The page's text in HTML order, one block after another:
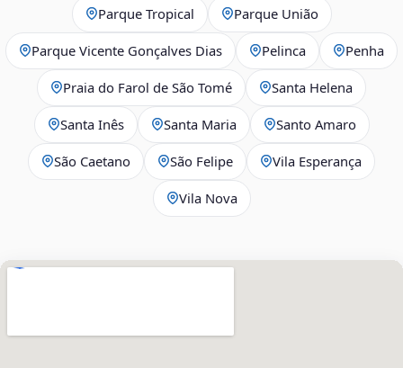
Parque Tropical Parque União
Parque Vicente Gonçalves Dias Pelinca Penha
Praia do Farol de São Tomé Santa Helena
Santa Inês Santa Maria Santo Amaro
São Caetano São Felipe Vila Esperança
Vila Nova